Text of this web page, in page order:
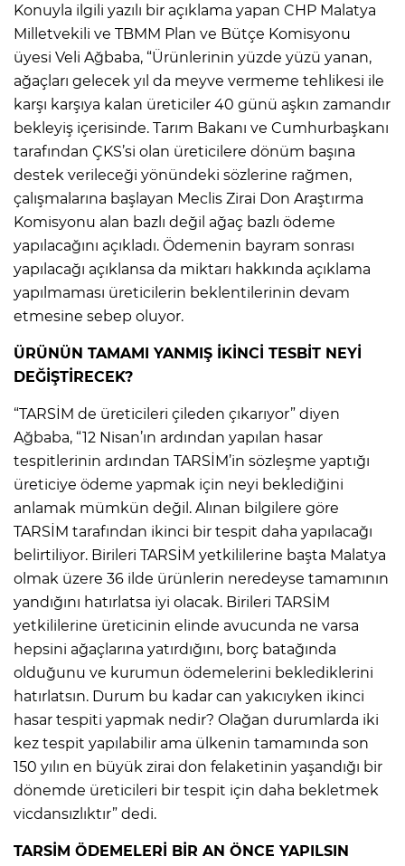
Konuyla ilgili yazılı bir açıklama yapan CHP Malatya
Milletvekili ve TBMM Plan ve Bütçe Komisyonu
üyesi Veli Ağbaba, “Ürünlerinin yüzde yüzü yanan,
ağaçları gelecek yıl da meyve vermeme tehlikesi ile
karşı karşıya kalan üreticiler 40 günü aşkın zamandır
bekleyiş içerisinde. Tarım Bakanı ve Cumhurbaşkanı
tarafından ÇKS’si olan üreticilere dönüm başına
destek verileceği yönündeki sözlerine rağmen,
çalışmalarına başlayan Meclis Zirai Don Araştırma
Komisyonu alan bazlı değil ağaç bazlı ödeme
yapılacağını açıkladı. Ödemenin bayram sonrası
yapılacağı açıklansa da miktarı hakkında açıklama
yapılmaması üreticilerin beklentilerinin devam
etmesine sebep oluyor.
ÜRÜNÜN TAMAMI YANMIŞ İKİNCİ TESBİT NEYİ
DEĞİŞTİRECEK?
“TARSİM de üreticileri çileden çıkarıyor” diyen
Ağbaba, “12 Nisan’ın ardından yapılan hasar
tespitlerinin ardından TARSİM’in sözleşme yaptığı
üreticiye ödeme yapmak için neyi beklediğini
anlamak mümkün değil. Alınan bilgilere göre
TARSİM tarafından ikinci bir tespit daha yapılacağı
belirtiliyor. Birileri TARSİM yetkililerine başta Malatya
olmak üzere 36 ilde ürünlerin neredeyse tamamının
yandığını hatırlatsa iyi olacak. Birileri TARSİM
yetkililerine üreticinin elinde avucunda ne varsa
hepsini ağaçlarına yatırdığını, borç batağında
olduğunu ve kurumun ödemelerini beklediklerini
hatırlatsın. Durum bu kadar can yakıcıyken ikinci
hasar tespiti yapmak nedir? Olağan durumlarda iki
kez tespit yapılabilir ama ülkenin tamamında son
150 yılın en büyük zirai don felaketinin yaşandığı bir
dönemde üreticileri bir tespit için daha bekletmek
vicdansızlıktır” dedi.
TARSİM ÖDEMELERİ BİR AN ÖNCE YAPILSIN